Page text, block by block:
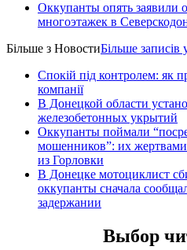
Оккупанты опять заявили
многоэтажек в
Більше з НовостиБільше записів
Спокій під контролем: як
компанії
В Донецкой области
железобетонных укрытий
Оккупанты поймали
мошенников”: их
из Горловки
В Донецке мотоциклист
оккупанты сначала
задержании
Выбор